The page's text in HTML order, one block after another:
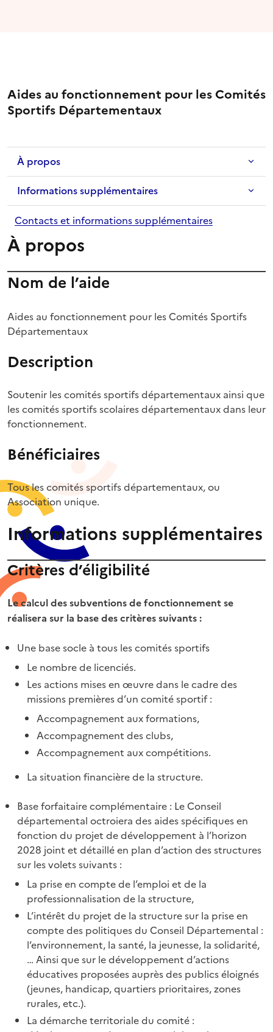
Aides au fonctionnement pour les Comités
Sportifs Départementaux
À propos
Informations supplémentaires
Contacts et informations supplémentaires
À propos
Nom de l’aide
Aides au fonctionnement pour les Comités Sportifs
Départementaux
Description
Soutenir les comités sportifs départementaux ainsi que
les comités sportifs scolaires départementaux dans leur
fonctionnement.
Bénéficiaires
Tous les comités sportifs départementaux, ou
Association unique.
Informations supplémentaires
Critères d’éligibilité
Le calcul des subventions de fonctionnement se
réalisera sur la base des critères suivants :
Une base socle à tous les comités sportifs
Le nombre de licenciés.
Les actions mises en œuvre dans le cadre des
missions premières d’un comité sportif :
Accompagnement aux formations,
Accompagnement des clubs,
Accompagnement aux compétitions.
La situation financière de la structure.
Base forfaitaire complémentaire : Le Conseil
départemental octroiera des aides spécifiques en
fonction du projet de développement à l’horizon
2028 joint et détaillé en plan d’action des structures
sur les volets suivants :
La prise en compte de l’emploi et de la
professionnalisation de la structure,
L’intérêt du projet de la structure sur la prise en
compte des politiques du Conseil Départemental :
l’environnement, la santé, la jeunesse, la solidarité,
… Ainsi que sur le développement d’actions
éducatives proposées auprès des publics éloignés
(jeunes, handicap, quartiers prioritaires, zones
rurales, etc.).
La démarche territoriale du comité :